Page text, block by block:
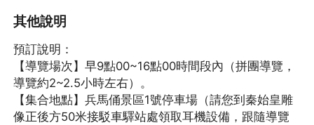
其他說明
預訂說明：
【導覽場次】早9點00~16點00時間段內（拼團導覽，
導覽約2~2.5小時左右）。
【集合地點】兵馬俑景區1號停車場（請您到秦始皇雕
像正後方50米接駁車驛站處領取耳機設備，跟隨導覽